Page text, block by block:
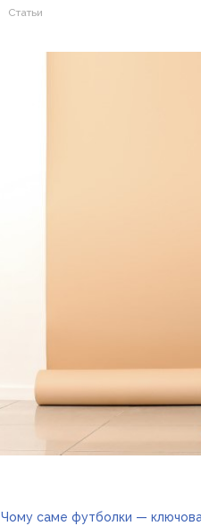
Статьи
Чому саме футболки — ключова